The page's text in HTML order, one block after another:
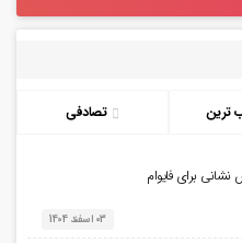
ترین تصادفی
03 اسفند 1404